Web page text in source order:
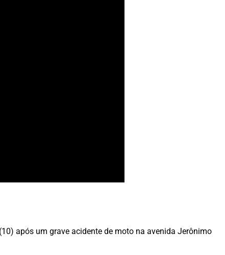
após um grave acidente de moto na avenida Jerônimo